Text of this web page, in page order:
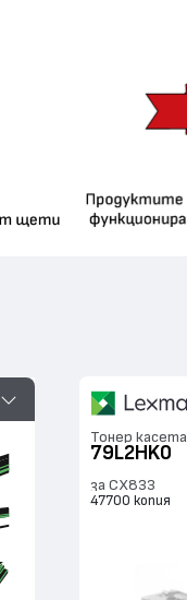
Тонер касета
79L2HK0
за CX833
47700 копия